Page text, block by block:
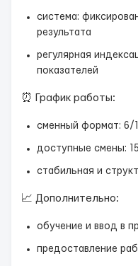
система:
результата
регулярная
показателей
⏰ График работы:
сменный формат: 6/1
доступные смены:
стабильная и
📈 Дополнительно:
обучение и ввод в
предоставление